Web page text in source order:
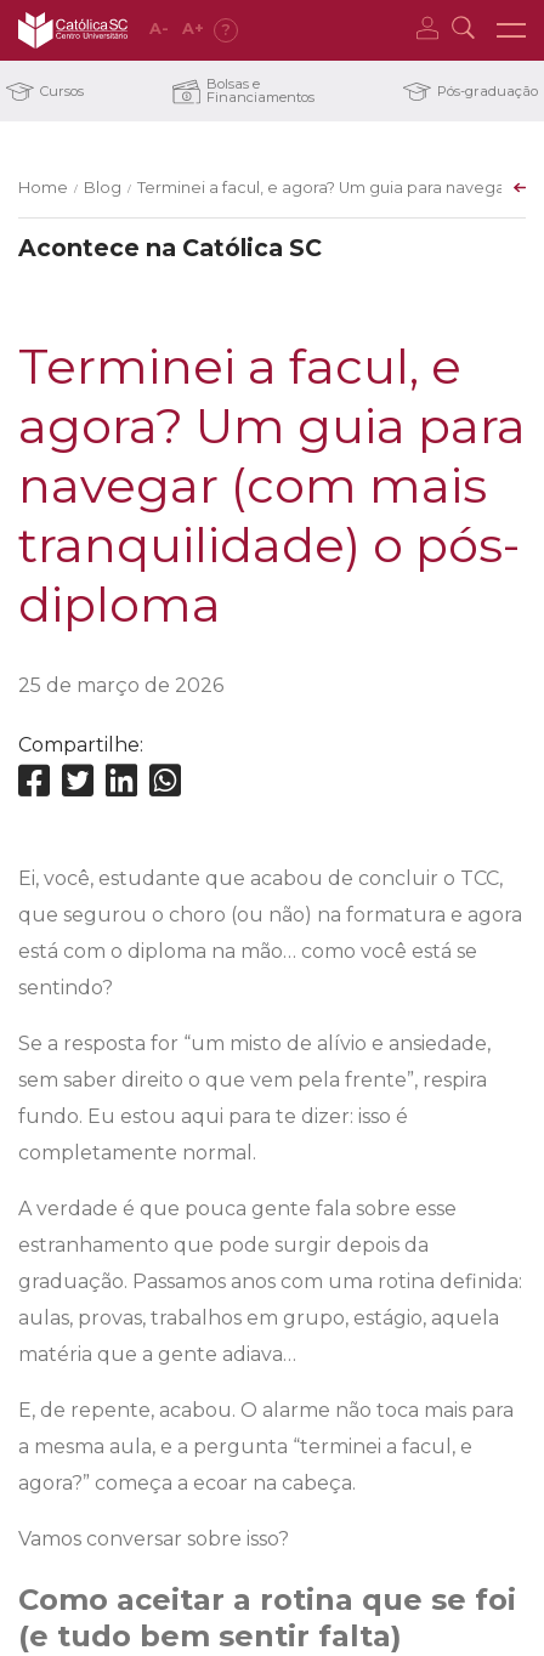
A- A+ ?
Cursos Bolsas e
Financiamentos Pós-graduação
Home / Blog / Terminei a facul, e agora? Um guia para navegar
Acontece na Católica SC
Terminei a facul, e
agora? Um guia para
navegar (com mais
tranquilidade) o pós-
diploma
25 de março de 2026
Compartilhe:
Ei, você, estudante que acabou de concluir o TCC,
que segurou o choro (ou não) na formatura e agora
está com o diploma na mão… como você está se
sentindo?
Se a resposta for “um misto de alívio e ansiedade,
sem saber direito o que vem pela frente”, respira
fundo. Eu estou aqui para te dizer: isso é
completamente normal.
A verdade é que pouca gente fala sobre esse
estranhamento que pode surgir depois da
graduação. Passamos anos com uma rotina definida:
aulas, provas, trabalhos em grupo, estágio, aquela
matéria que a gente adiava…
E, de repente, acabou. O alarme não toca mais para
a mesma aula, e a pergunta “terminei a facul, e
agora?” começa a ecoar na cabeça.
Vamos conversar sobre isso?
Como aceitar a rotina que se foi
(e tudo bem sentir falta)